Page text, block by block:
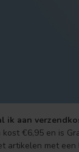
ik aan
kost €6,95 en is
artikelen met